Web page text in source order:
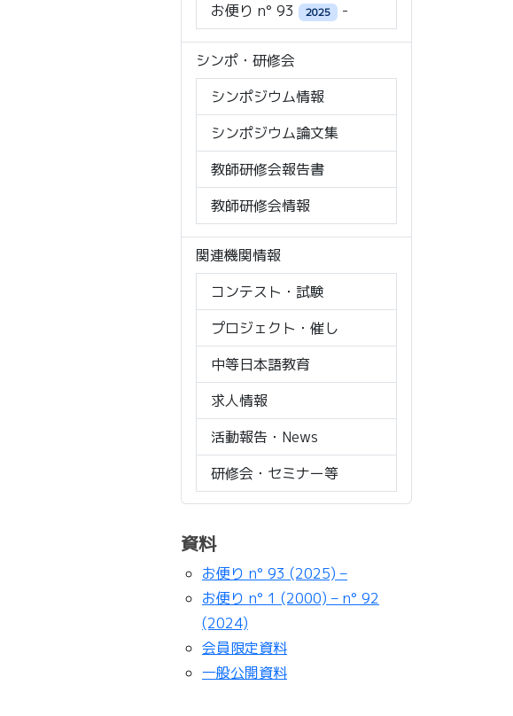
お便り n° 93
2025 -
シンポ・研修会
シンポジウム情報
シンポジウム論文集
教師研修会報告書
教師研修会情報
関連機関情報
コンテスト・試験
プロジェクト・催し
中等日本語教育
求人情報
活動報告・News
研修会・セミナー等
資料
お便り n° 93 (2025) –
お便り n° 1 (2000) – n° 92
(2024)
会員限定資料
一般公開資料